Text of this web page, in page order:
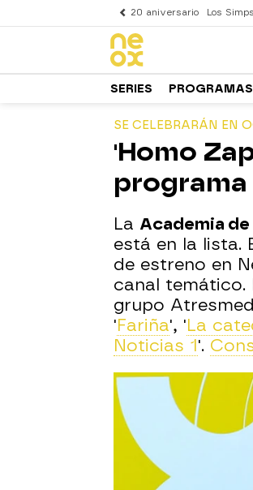
20 aniversario Los
SERIES PROGRAMAS
SE CELEBRARÁN EN
'Homo
programa
La Academia de
está en la lista.
de estreno en
canal temático.
grupo
'Fariña', 'La
Noticias 1'.